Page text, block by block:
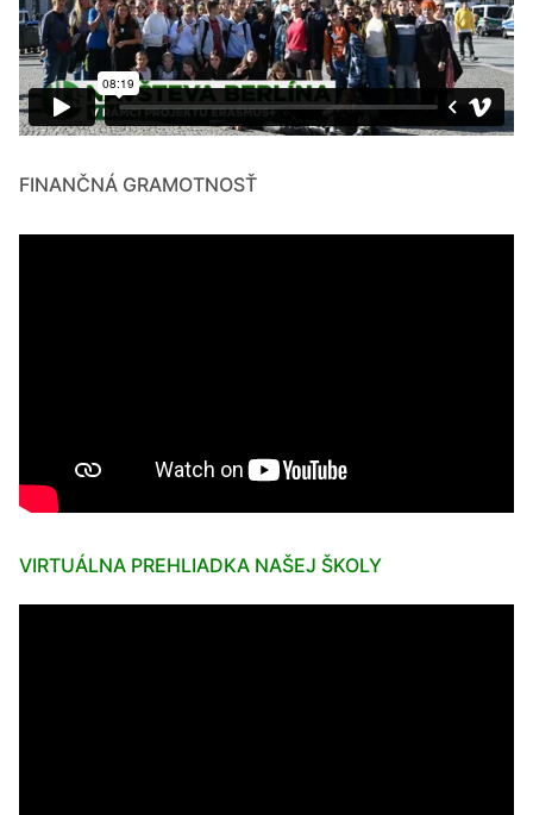
FINANČNÁ GRAMOTNOSŤ
VIRTUÁLNA PREHLIADKA NAŠEJ ŠKOLY